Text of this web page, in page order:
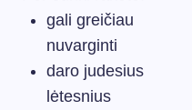
gali greičiau
nuvarginti
daro judesius
lėtesnius